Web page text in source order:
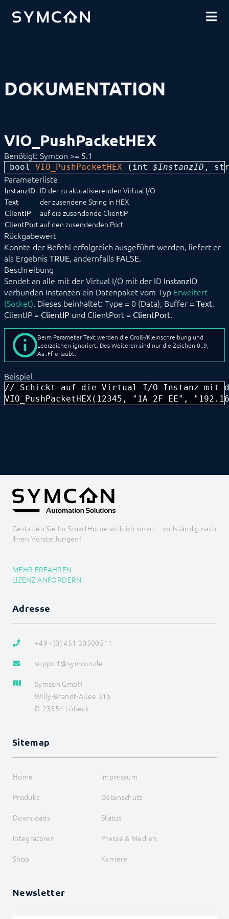
COMMUNITY
DOKUMENTATION
EINFÜHRUNG
INSTALLATION
MODULREFERENZ
Geräte
Sprachassistenten
Benachrichtigungen
Kern Instanzen
I/O Instanzen
Client Socket
HID
HTTP Client
Multicast Socket
Serial Port
Server Sent Event Client
Server Socket
UDP Socket
Virtual I/O
VIO_Connect
VIO_Disconnect
VIO_GetPacketList
VIO_GetTextList
VIO_PushPacket
VIO_PushPacketHEX
VIO_PushText
VIO_PushTextHEX
VIO_SendPacket
VIO_SendText
WebSocket Client
Datensicherung
Legacy
VIO_PushPacketHEX
Benötigt: Symcon >= 5.1
bool VIO_PushPacketHEX ( int $InstanzID ,
Parameterliste
InstanzID ID der zu aktualisierenden Virtual I/O
Text der zusendene String in HEX
ClientIP auf die zusendende ClientIP
ClientPortauf den zusendenden Port
Rückgabewert
Konnte der Befehl erfolgreich ausgeführt werden, liefert er
als Ergebnis TRUE, andernfalls FALSE.
Beschreibung
Sendet an alle mit der Virtual I/O mit der ID InstanzID
verbunden Instanzen ein Datenpaket vom Typ Erweitert
(Socket). Dieses beinhaltet: Type = 0 (Data), Buffer = Text,
ClientIP = ClientIP und ClientPort = ClientPort.
Beim ParameterTextwerden die Groß-/Kleinschreibung und
Leerzeichen ignoriert. Des Weiteren sind nur die Zeichen 0..9,
Aa..Ff erlaubt.
Beispiel
// Schickt auf die Virtual I/O Instanz mit der
VIO_PushPacketHEX(12345, "1A 2F EE",
Gestalten Sie Ihr SmartHome wirklich smart – vollständig nach
Ihren Vorstellungen!
MEHR ERFAHREN
LIZENZ ANFORDERN
Adresse
+49 - (0) 451 30500511
support@symcon.de
Symcon GmbH
Willy-Brandt-Allee 31b
D-23554 Lübeck
Sitemap
Home
Impressum
Produkt
Datenschutz
Downloads
Status
Integratoren
Presse & Medien
Shop
Karriere
Newsletter